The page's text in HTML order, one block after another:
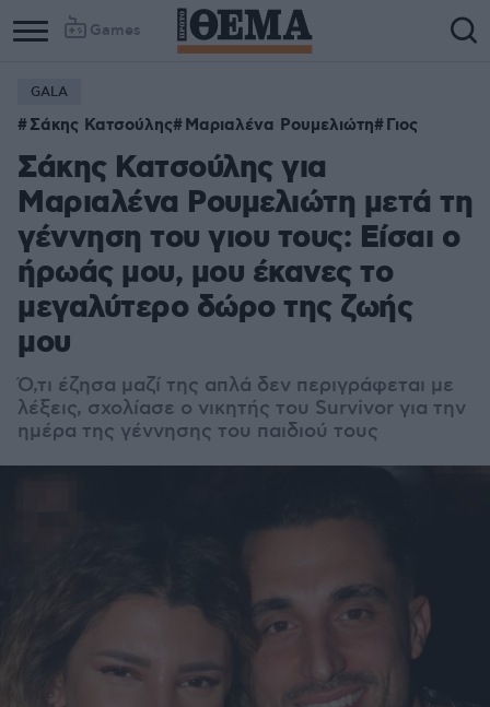
Games
GALA
Σάκης Κατσούλης Μαριαλένα Ρουμελιώτη Γιος
Σάκης Κατσούλης για
Μαριαλένα Ρουμελιώτη μετά τη
γέννηση του γιου τους: Είσαι ο
ήρωάς μου, μου έκανες το
μεγαλύτερο δώρο της ζωής
μου
Ό,τι έζησα μαζί της απλά δεν περιγράφεται με
λέξεις, σχολίασε ο νικητής του Survivor για την
ημέρα της γέννησης του παιδιού τους